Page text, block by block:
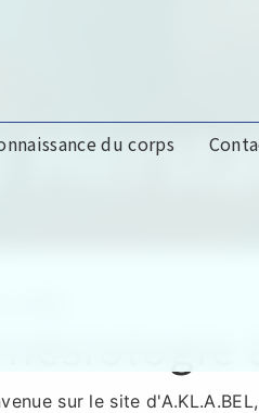
du corps
sur le site